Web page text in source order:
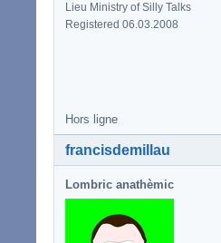
Lieu Ministry of Silly Talks
Registered 06.03.2008
Hors ligne
francisdemillau
Lombric anathèmic